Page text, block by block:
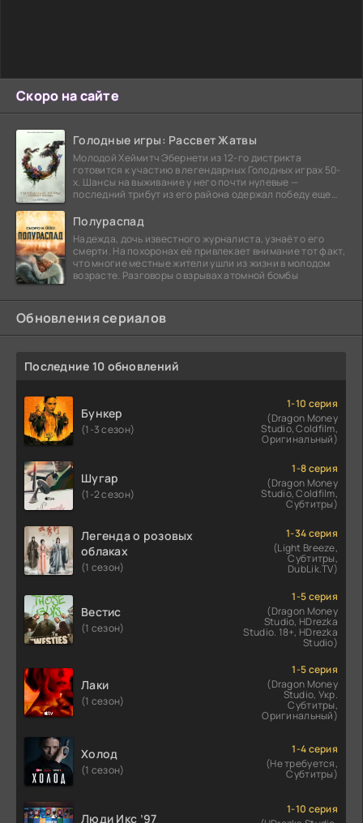
Скоро на сайте
Голодные игры: Рассвет Жатвы
Молодой Хеймитч Эбернети из 12-го дистрикта
готовится к участию в легендарных Голодных играх 50-
х. Шансы на выживание у него почти нулевые —
последний трибут из его района одержал победу еще
Полураспад
Надежда, дочь известного журналиста, узнаёт о его
смерти. На похоронах её привлекает внимание тот факт,
что многие местные жители ушли из жизни в молодом
возрасте. Разговоры о взрывах атомной бомбы
Обновления сериалов
Последние 10 обновлений
Бункер
(1-3 сезон)
1-10 серия
(Dragon Money
Studio, Coldfilm,
Оригинальный)
Шугар
(1-2 сезон)
1-8 серия
(Dragon Money
Studio, Coldfilm,
Субтитры)
Легенда о розовых
облаках
(1 сезон)
1-34 серия
(Light Breeze,
Субтитры,
DubLik.TV)
Вестис
(1 сезон)
1-5 серия
(Dragon Money
Studio, HDrezka
Studio. 18+, HDrezka
Studio)
Лаки
(1 сезон)
1-5 серия
(Dragon Money
Studio, Укр.
Субтитры,
Оригинальный)
Холод
(1 сезон)
1-4 серия
(Не требуется,
Субтитры)
Люди Икс ’97
1-10 серия